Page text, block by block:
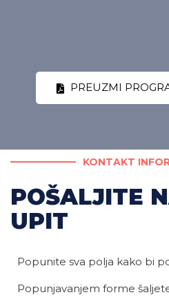
PREUZMI
KONTAKT
POŠALJITE
UPIT
Popunite sva polja kako bi
Popunjavanjem forme